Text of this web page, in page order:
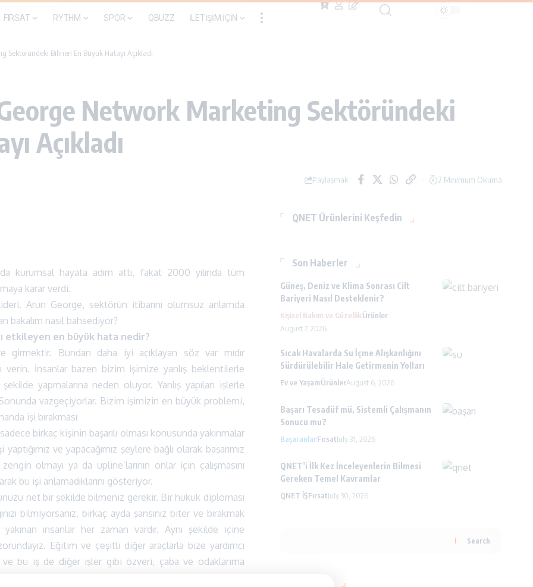
FIRSAT RYTHM SPOR QBUZZ İLETİŞİM İÇİN
Bilinen En Büyük Hatayı Açıkladı
Network Marketing Sektöründeki
Açıkladı
Paylaşmak 2 Minimum Okuma
kurumsal hayata adım attı, fakat 2000 yılında tüm
karar verdi.
Arun George, sektörün itibarını olumsuz anlamda
nasıl bahsediyor?
etkileyen en büyük hata nedir?
girmektir. Bundan daha iyi açıklayan söz var mıdır
İnsanlar bazen bizim işimize yanlış beklentilerle
yapmalarına neden oluyor. Yanlış yapılan işlerle
vazgeçiyorlar. Bizim işimizin en büyük problemi,
işi bırakması
birkaç kişinin başarılı olması konusunda yakınmalar
ve yapacağımız şeylere bağlı olarak başarımız
olmayı ya da upline’larının onlar için çalışmasını
bu işi anlamadıklarını gösteriyor.
net bir şekilde bilmeniz gerekir. Bir hukuk diploması
bilmiyorsanız, birkaç ayda şansınız biter ve bırakmak
yakınan insanlar her zaman vardır. Aynı şekilde içine
Eğitim ve çeşitli diğer araçlarla bize yardımcı
bu iş de diğer işler gibi özveri, çaba ve odaklanma
QNET Ürünlerini Keşfedin
Son Haberler
Güneş, Deniz ve Klima Sonrası Cilt
Bariyeri Nasıl Desteklenir?
Kişisel Bakım ve GüzellikÜrünler
August 7, 2026
Sıcak Havalarda Su İçme Alışkanlığını
Sürdürülebilir Hale Getirmenin Yolları
Ev ve YaşamÜrünlerAugust 6, 2026
Başarı Tesadüf mü, Sistemli Çalışmanın
Sonucu mu?
BaşaranlarFırsatJuly 31, 2026
QNET’i İlk Kez İnceleyenlerin Bilmesi
Gereken Temel Kavramlar
QNET İŞFırsatJuly 30, 2026
Search